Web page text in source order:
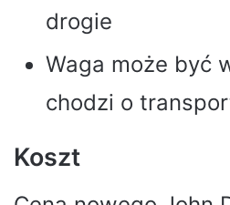
drogie
Waga może być
chodzi o
Koszt